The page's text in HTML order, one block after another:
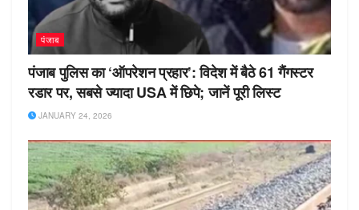
पंजाब
पंजाब पुलिस का ‘ऑपरेशन प्रहार’: विदेश में बैठे 61 गैंगस्टर
रडार पर, सबसे ज्यादा USA में छिपे; जानें पूरी लिस्ट
JANUARY 24, 2026